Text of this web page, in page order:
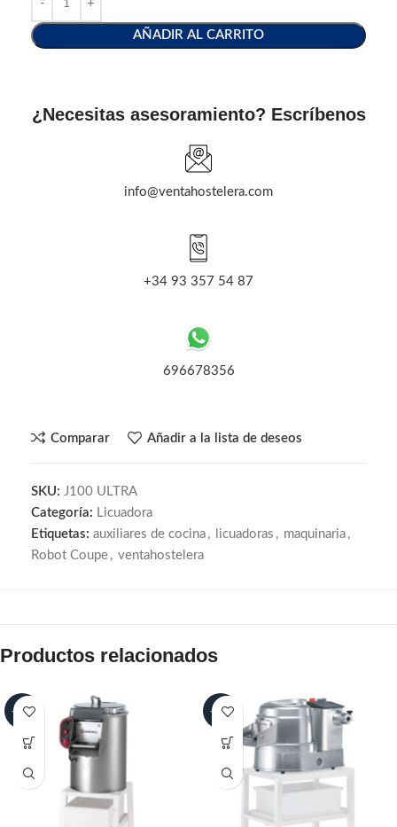
AÑADIR AL CARRITO
¿Necesitas asesoramiento? Escríbenos
info@ventahostelera.com
+34 93 357 54 87
696678356
Comparar Añadir a la lista de deseos
SKU: J100 ULTRA
Categoría: Licuadora
Etiquetas: auxiliares de cocina , licuadoras , maquinaria ,
Robot Coupe , ventahostelera
Productos relacionados
-25% -25%